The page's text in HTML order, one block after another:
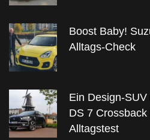
Boost Baby!
Alltags-Check
Ein Design-
DS 7
Alltagstest